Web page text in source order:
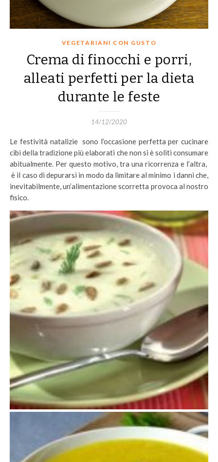
VEGETARIANI CON GUSTO
Crema di finocchi e porri,
alleati perfetti per la dieta
durante le feste
14/12/2020
Le festività natalizie sono l’occasione perfetta per cucinare
cibi della tradizione più elaborati che non si è soliti consumare
abitualmente. Per questo motivo, tra una ricorrenza e l’altra,
è il caso di depurarsi in modo da limitare al minimo i danni che,
inevitabilmente, un’alimentazione scorretta provoca al nostro
fisico.